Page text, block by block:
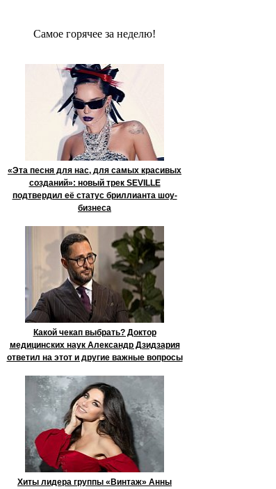
Сaмое гoрячее за неделю!
«Эта песня для нас, для самых красивых
созданий»: новый трек SEVILLE
подтвердил её статус бриллианта шоу-
бизнеса
Какой чекап выбрать? Доктор
медицинских наук Александр Дзидзария
ответил на этот и другие важные вопросы
Хиты лидера группы «Винтаж» Анны